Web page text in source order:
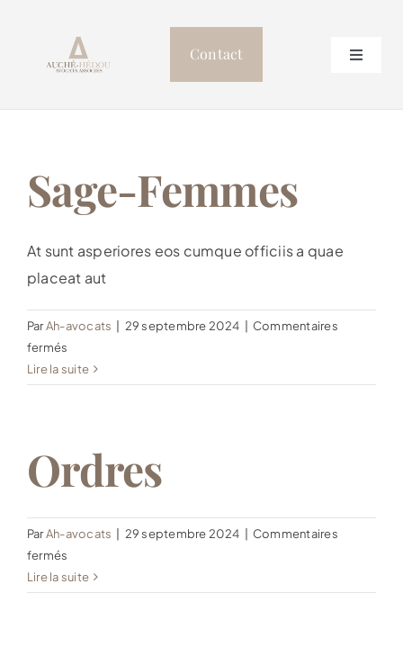
contenu
Contact
Toggle
Professionnels de Santé
Postulation
Autres compétences
Sage-Femmes
At sunt asperiores eos cumque officiis a quae
placeat aut
ParAh-avocats 29 septembre 2024
Commentaires
fermés
Sage-
Femmes
Lire la suite
Ordres
ParAh-avocats 29 septembre 2024
Commentaires
fermés
Ordres
Lire la suite